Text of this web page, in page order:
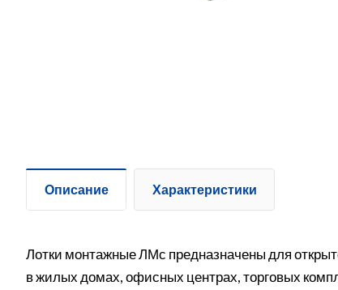
Описание Характеристики
Лотки монтажные ЛМс предназначены для
в жилых домах, офисных центрах, торговых